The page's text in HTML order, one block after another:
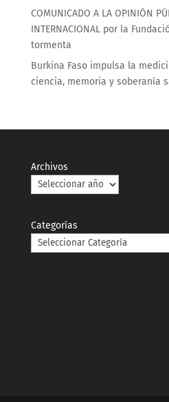
COMUNICADO A LA OPINIÓN
INTERNACIONAL por la
tormenta
Burkina Faso impulsa la
ciencia, memoria y soberanía
Archivos
Categorías